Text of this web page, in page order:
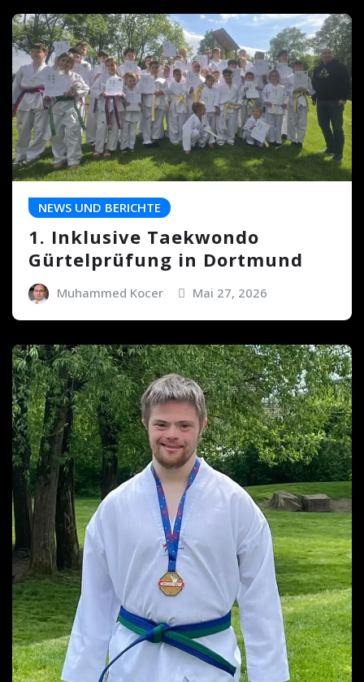
NEWS UND BERICHTE
1. Inklusive Taekwondo
Gürtelprüfung in Dortmund
Muhammed Kocer Mai 27, 2026